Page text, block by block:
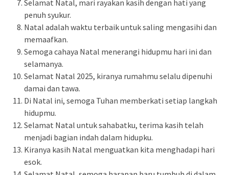
Selamat Natal, mari rayakan kasih dengan hati yang
penuh syukur.
Natal adalah waktu terbaik untuk saling mengasihi dan
memaafkan.
Semoga cahaya Natal menerangi hidupmu hari ini dan
selamanya.
Selamat Natal 2025, kiranya rumahmu selalu dipenuhi
damai dan tawa.
Di Natal ini, semoga Tuhan memberkati setiap langkah
hidupmu.
Selamat Natal untuk sahabatku, terima kasih telah
menjadi bagian indah dalam hidupku.
Kiranya kasih Natal menguatkan kita menghadapi hari
esok.